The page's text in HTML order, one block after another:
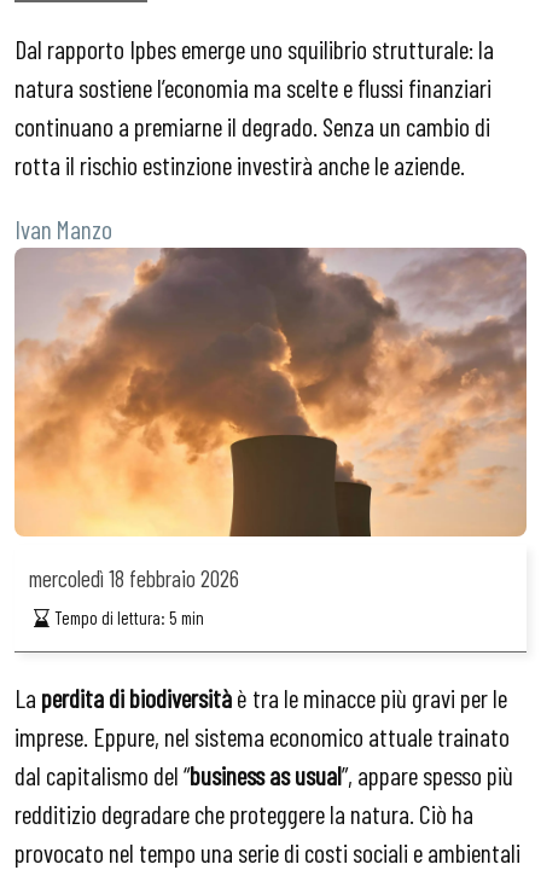
Dal rapporto Ipbes emerge uno squilibrio strutturale: la
natura sostiene l’economia ma scelte e flussi finanziari
continuano a premiarne il degrado. Senza un cambio di
rotta il rischio estinzione investirà anche le aziende.
Ivan Manzo
mercoledì 18 febbraio 2026
Tempo di lettura:5 min
La perdita di biodiversitàè tra le minacce più gravi per le
imprese. Eppure, nel sistema economico attuale trainato
dal capitalismo del “business as usual”, appare spesso più
redditizio degradare che proteggere la natura. Ciò ha
provocato nel tempo una serie di costi sociali e ambientali